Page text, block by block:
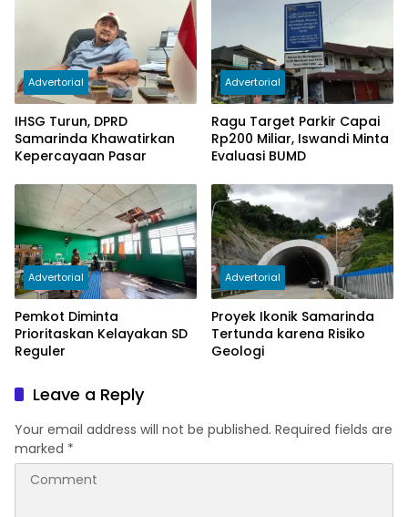
Advertorial
IHSG Turun, DPRD
Samarinda Khawatirkan
Kepercayaan Pasar
Advertorial
Ragu Target Parkir Capai
Rp200 Miliar, Iswandi Minta
Evaluasi BUMD
Advertorial
Pemkot Diminta
Prioritaskan Kelayakan SD
Reguler
Advertorial
Proyek Ikonik Samarinda
Tertunda karena Risiko
Geologi
Leave a Reply
Your email address will not be published. Required fields are
marked *